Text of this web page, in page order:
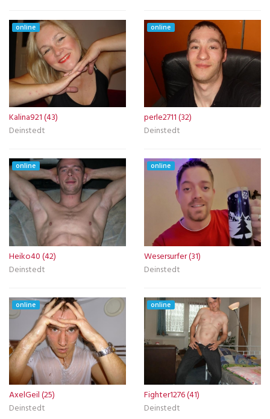
online
Kalina921 (43)
Deinstedt
online
perle2711 (32)
Deinstedt
online
Heiko40 (42)
Deinstedt
online
Wesersurfer (31)
Deinstedt
online
AxelGeil (25)
Deinstedt
online
Fighter1276 (41)
Deinstedt